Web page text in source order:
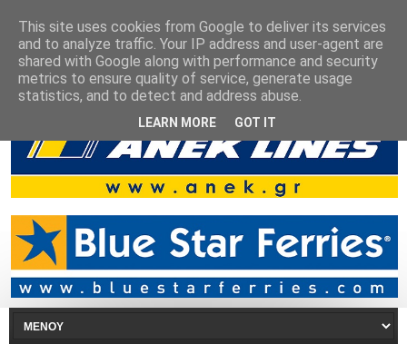
This site uses cookies from Google to deliver its services
and to analyze traffic. Your IP address and user-agent are
shared with Google along with performance and security
metrics to ensure quality of service, generate usage
statistics, and to detect and address abuse.
LEARN MORE GOT IT